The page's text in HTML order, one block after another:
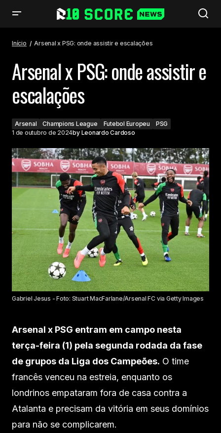
Início Arsenal x PSG: onde assistir e escalações
Arsenal x PSG: onde assistir e
escalações
Arsenal Champions League Futebol Europeu
PSG
1 de outubro de 2024by Leonardo Cardoso
Gabriel Jesus - Foto: Stuart MacFarlane/Arsenal FC via Getty Images
Arsenal x PSG entram em campo nesta
terça-feira (1) pela segunda rodada da fase
de grupos da Liga dos Campeões. O time
francês venceu na estreia, enquanto os
londrinos empataram fora de casa contra a
Atalanta e precisam da vitória em seus domínios
para não se complicarem.